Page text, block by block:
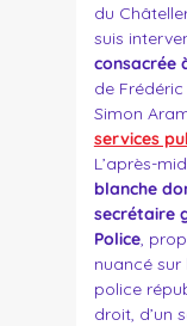
du
suis
consacrée
de
Simon
services
L’après-
blanche
secrétaire
Police,
nuancé
police
droit, d’un